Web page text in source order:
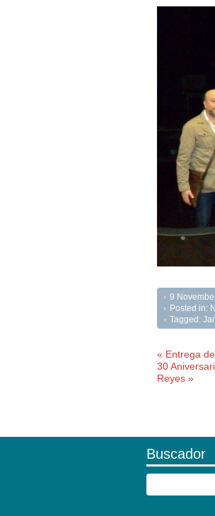
9
Posted in:
Tagged:
« Entrega
30
Reyes »
Buscador